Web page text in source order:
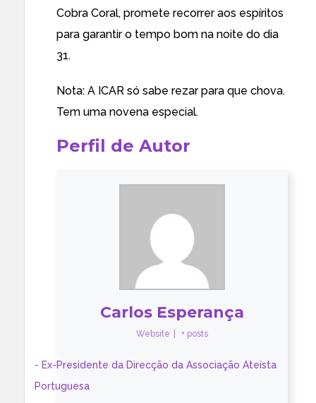
Cobra Coral, promete recorrer aos espíritos
para garantir o tempo bom na noite do dia
31.
Nota: A ICAR só sabe rezar para que chova.
Tem uma novena especial.
Perfil de Autor
Carlos Esperança
Website + posts
- Ex-Presidente da Direcção da Associação Ateísta
Portuguesa